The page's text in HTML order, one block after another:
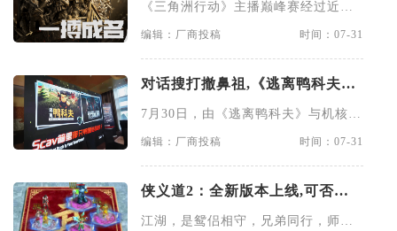
加冕
《三角洲行动》主播巅峰赛经过近一
编辑：厂商投稿 时间：07-31
对话搜打撤鼻祖,《逃离鸭科夫》
幕
7月30日，由《逃离鸭科夫》与机核联
编辑：厂商投稿 时间：07-31
侠义道2：全新版本上线,可否重
江湖，是鸳侣相守，兄弟同行，师徒